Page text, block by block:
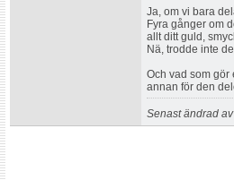
Ja, om vi bara
Fyra gånger om
allt ditt guld,
Nä, trodde inte
Och vad som gör
annan för den
Senast ändrad